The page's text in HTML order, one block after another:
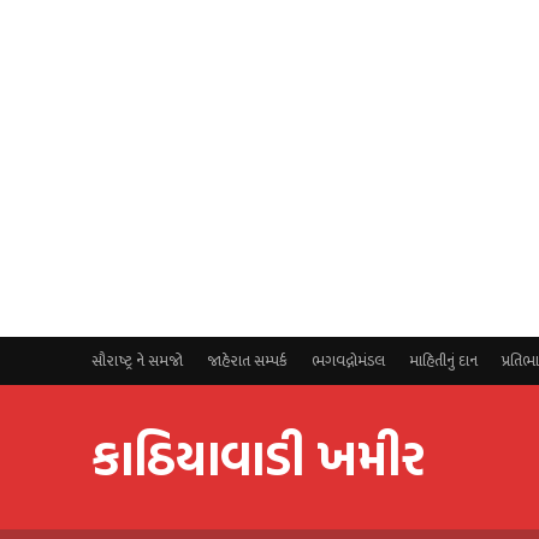
સૌરાષ્ટ્ર ને સમજો જાહેરાત સમ્પર્ક ભગવદ્ગોમંડલ માહિતીનું દાન
કાઠિયાવાડી ખમીર